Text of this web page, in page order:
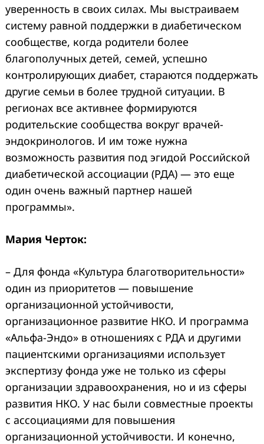
уверенность в своих силах. Мы выстраиваем
систему равной поддержки в диабетическом
сообществе, когда родители более
благополучных детей, семей, успешно
контролирующих диабет, стараются поддержать
другие семьи в более трудной ситуации. В
регионах все активнее формируются
родительские сообщества вокруг врачей-
эндокринологов. И им тоже нужна
возможность развития под эгидой Российской
диабетической ассоциации (РДА) — это еще
один очень важный партнер нашей
программы».
Мария Черток:
– Для фонда «Культура благотворительности»
один из приоритетов — повышение
организационной устойчивости,
организационное развитие НКО. И программа
«Альфа-Эндо» в отношениях с РДА и другими
пациентскими организациями использует
экспертизу фонда уже не только из сферы
организации здравоохранения, но и из сферы
развития НКО. У нас были совместные проекты
с ассоциациями для повышения
организационной устойчивости. И конечно,